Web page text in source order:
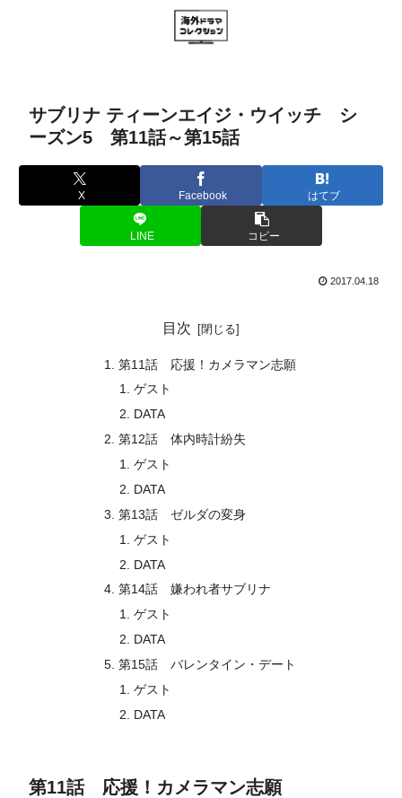
サブリナ ティーンエイジ・ウイッチ シ
ーズン5 第11話～第15話
X Facebook はてブ
LINE コピー
2017.04.18
目次
第11話 応援！カメラマン志願
ゲスト
DATA
第12話 体内時計紛失
ゲスト
DATA
第13話 ゼルダの変身
ゲスト
DATA
第14話 嫌われ者サブリナ
ゲスト
DATA
第15話 バレンタイン・デート
ゲスト
DATA
第11話 応援！カメラマン志願